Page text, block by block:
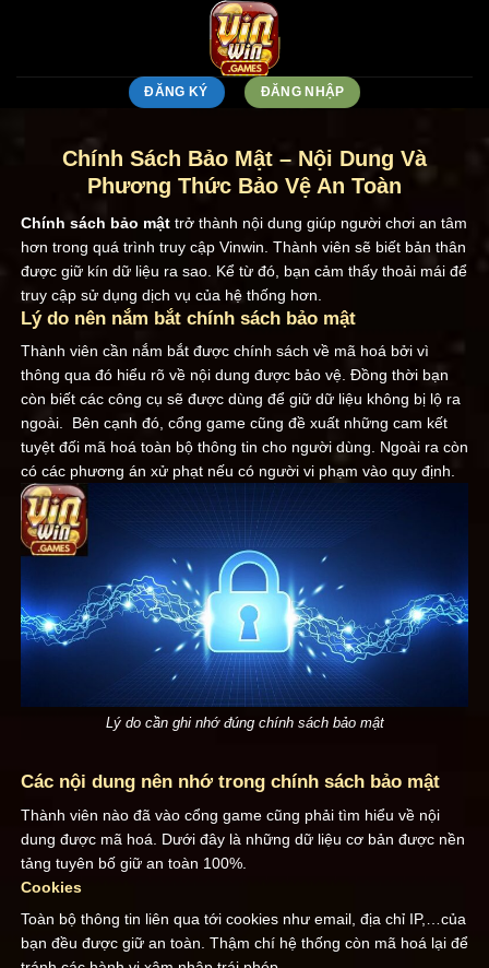
ĐĂNG KÝ ĐĂNG NHẬP
Chính Sách Bảo Mật – Nội Dung Và
Phương Thức Bảo Vệ An Toàn
Chính sách bảo mật trở thành nội dung giúp người chơi an tâm
hơn trong quá trình truy cập Vinwin. Thành viên sẽ biết bản thân
được giữ kín dữ liệu ra sao. Kể từ đó, bạn cảm thấy thoải mái để
truy cập sử dụng dịch vụ của hệ thống hơn.
Lý do nên nắm bắt chính sách bảo mật
Thành viên cần nắm bắt được chính sách về mã hoá bởi vì
thông qua đó hiểu rõ về nội dung được bảo vệ. Đồng thời bạn
còn biết các công cụ sẽ được dùng để giữ dữ liệu không bị lộ ra
ngoài.
Bên cạnh đó, cổng game cũng đề xuất những cam kết
tuyệt đối mã hoá toàn bộ thông tin cho người dùng. Ngoài ra còn
có các phương án xử phạt nếu có người vi phạm vào quy định.
Lý do cần ghi nhớ đúng chính sách bảo mật
Các nội dung nên nhớ trong chính sách bảo mật
Thành viên nào đã vào cổng game cũng phải tìm hiểu về nội
dung được mã hoá. Dưới đây là những dữ liệu cơ bản được nền
tảng tuyên bố giữ an toàn 100%.
Cookies
Toàn bộ thông tin liên qua tới cookies như email, địa chỉ IP,…của
bạn đều được giữ an toàn. Thậm chí hệ thống còn mã hoá lại để